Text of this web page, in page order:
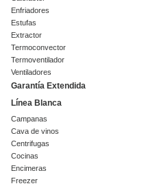
Enfriadores
Estufas
Extractor
Termoconvector
Termoventilador
Ventiladores
Garantía Extendida
Línea Blanca
Campanas
Cava de vinos
Centrifugas
Cocinas
Encimeras
Freezer